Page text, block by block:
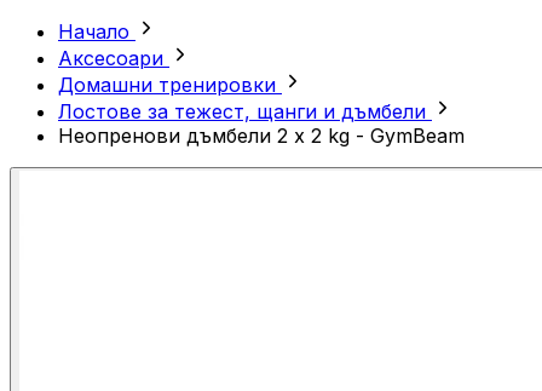
Начало
Аксесоари
Домашни тренировки
Лостове за тежест, щанги и дъмбели
Неопренови дъмбели 2 x 2 kg - GymBeam